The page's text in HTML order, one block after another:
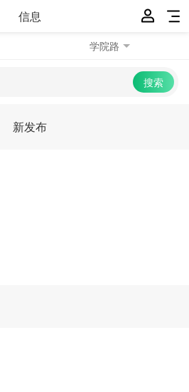
信息
学院路
新发布